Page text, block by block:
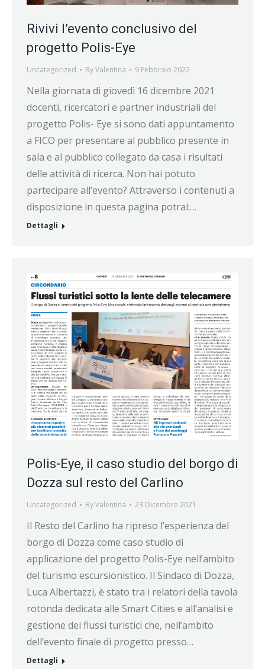
Rivivi l’evento conclusivo del
progetto Polis-Eye
Uncategorized ByValentina 9 Febbraio 2022
Nella giornata di giovedì 16 dicembre 2021
docenti, ricercatori e partner industriali del
progetto Polis- Eye si sono dati appuntamento
a FICO per presentare al pubblico presente in
sala e al pubblico collegato da casa i risultati
delle attività di ricerca. Non hai potuto
partecipare all’evento? Attraverso i contenuti a
disposizione in questa pagina potrai:…
Dettagli
Polis-Eye, il caso studio del borgo di
Dozza sul resto del Carlino
Uncategorized ByValentina 23 Dicembre 2021
Il Resto del Carlino ha ripreso l’esperienza del
borgo di Dozza come caso studio di
applicazione del progetto Polis-Eye nell’ambito
del turismo escursionistico. Il Sindaco di Dozza,
Luca Albertazzi, è stato tra i relatori della tavola
rotonda dedicata alle Smart Cities e all’analisi e
gestione dei flussi turistici che, nell’ambito
dell’evento finale di progetto presso…
Dettagli